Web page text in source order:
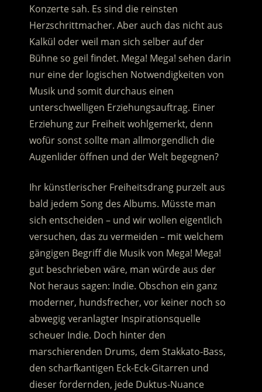
Konzerte sah. Es sind die reinsten
Herzschrittmacher. Aber auch das nicht aus
Kalkül oder weil man sich selber auf der
Bühne so geil findet. Mega! Mega! sehen darin
nur eine der logischen Notwendigkeiten von
Musik und somit durchaus einen
unterschwelligen Erziehungsauftrag. Einer
Erziehung zur Freiheit wohlgemerkt, denn
wofür sonst sollte man allmorgendlich die
Augenlider öffnen und der Welt begegnen?
Ihr künstlerischer Freiheitsdrang purzelt aus
bald jedem Song des Albums. Müsste man
sich entscheiden – und wir wollen eigentlich
versuchen, das zu vermeiden – mit welchem
gängigen Begriff die Musik von Mega! Mega!
gut beschrieben wäre, man würde aus der
Not heraus sagen: Indie. Obschon ein ganz
moderner, hundsfrecher, vor keiner noch so
abwegig veranlagter Inspirationsquelle
scheuer Indie. Doch hinter den
marschierenden Drums, dem Stakkato-Bass,
den scharfkantigen Eck-Eck-Gitarren und
dieser fordernden, jede Duktus-Nuance